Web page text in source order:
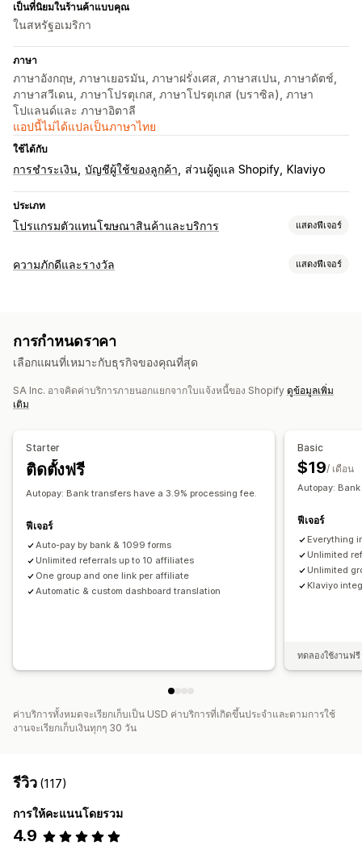
เป็นที่นิยมในร้านค้าแบบคุณ
ในสหรัฐอเมริกา
ภาษา
ภาษาอังกฤษ, ภาษาเยอรมัน, ภาษาฝรั่งเศส, ภาษาสเปน, ภาษาดัตช์,
ภาษาสวีเดน, ภาษาโปรตุเกส, ภาษาโปรตุเกส (บราซิล), ภาษา
โปแลนด์และ ภาษาอิตาลี
แอปนี้ไม่ได้แปลเป็นภาษาไทย
ใช้ได้กับ
การชำระเงิน บัญชีผู้ใช้ของลูกค้า ส่วนผู้ดูแล Shopify Klaviyo
ประเภท
โปรแกรมตัวแทนโฆษณาสินค้าและบริการ แสดงฟีเจอร์
ตัวเลือกค่าคอมมิชชัน
การจัดการการแนะนำ
ลิงก์ตัวแทนโฆษณาสินค้าและบริการ
ลิงก์คอลเลกชัน
ส่วนลด การติดตามสินค้า
การป้องกันการทุจริต
ประสบการณ์ตัวแทนโฆษณาสินค้าและบริการ
แดชบอร์ดที่กำหนดเอง
การลงทะเบียนที่กำหนดเอง พอร์ทัลสำหรับแบรนด์
แบบฟอร์มที่กำหนดเอง
การชำระเงิน
แบบฟอร์มภาษี
การชำระเงิน ACH
โอนเงินผ่านธนาคาร
ความภักดีและรางวัล แสดงฟีเจอร์
การแนะนำ
รางวัลที่คุณสามารถเสนอได้
ส่วนลด คูปอง การจัดส่งฟรี สินค้าฟรี คอมมิชชัน
การกำหนดราคา
เลือกแผนที่เหมาะกับธุรกิจของคุณที่สุด
SA Inc. อาจคิดค่าบริการภายนอกแยกจากใบแจ้งหนี้ของ Shopify ดูข้อมูลเพิ่ม
เติม
Starter
ติดตั้งฟรี
Autopay: Bank transfers have a 3.9% processing fee.
ฟีเจอร์
Auto-pay by bank & 1099 forms
Unlimited referrals up to 10 affiliates
One group and one link per affiliate
Automatic & custom dashboard translation
Basic
$19/ เดือน
Autopay:
ฟีเจอร์
Everything
Unlimited
Unlimited
Klaviyo
ทดลองใช้งานฟ
ค่าบริการทั้งหมดจะเรียกเก็บเป็น USD ค่าบริการที่เกิดขึ้นประจำและตามการใช้
งานจะเรียกเก็บเงินทุกๆ 30 วัน
รีวิว (117)
การให้คะแนนโดยรวม
4.9